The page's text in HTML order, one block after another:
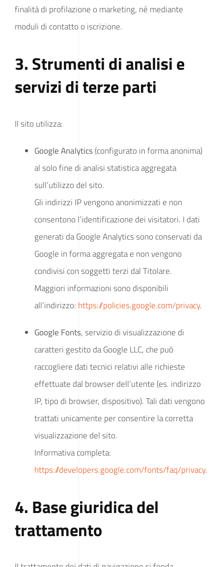
finalità di profilazione o marketing, né mediante
moduli di contatto o iscrizione.
3. Strumenti di analisi e
servizi di terze parti
Il sito utilizza:
Google Analytics (configurato in forma anonima)
al solo fine di analisi statistica aggregata
sull’utilizzo del sito.
Gli indirizzi IP vengono anonimizzati e non
consentono l’identificazione dei visitatori. I dati
generati da Google Analytics sono conservati da
Google in forma aggregata e non vengono
condivisi con soggetti terzi dal Titolare.
Maggiori informazioni sono disponibili
all’indirizzo: https://policies.google.com/privacy.
Google Fonts, servizio di visualizzazione di
caratteri gestito da Google LLC, che può
raccogliere dati tecnici relativi alle richieste
effettuate dal browser dell’utente (es. indirizzo
IP, tipo di browser, dispositivo). Tali dati vengono
trattati unicamente per consentire la corretta
visualizzazione del sito.
Informativa completa:
https://developers.google.com/fonts/faq/privacy.
4. Base giuridica del
trattamento